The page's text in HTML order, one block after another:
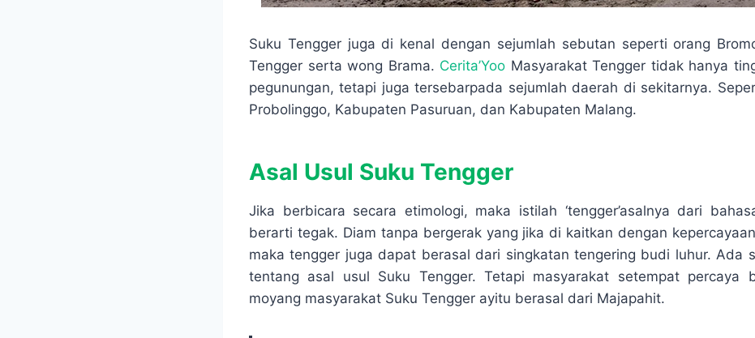
Suku Tengger juga di kenal dengan sejumlah sebutan seperti orang
Tengger serta wong Brama. Cerita’Yoo Masyarakat Tengger tidak hanya
pegunungan, tetapi juga tersebarpada sejumlah daerah di sekitarnya.
Probolinggo, Kabupaten Pasuruan, dan Kabupaten Malang.
Asal Usul Suku Tengger
Jika berbicara secara etimologi, maka istilah ‘tengger’asalnya dari
berarti tegak. Diam tanpa bergerak yang jika di kaitkan dengan
maka tengger juga dapat berasal dari singkatan tengering budi luhur. Ada
tentang asal usul Suku Tengger. Tetapi masyarakat setempat percaya
moyang masyarakat Suku Tengger ayitu berasal dari Majapahit.